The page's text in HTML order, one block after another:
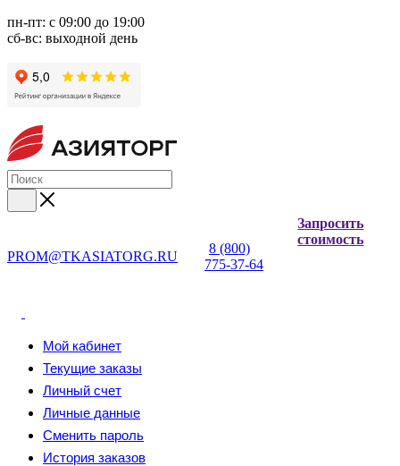
пн-пт: с 09:00 до 19:00
сб-вс: выходной день
PROM@TKASIATORG.RU
8 (800)
775-37-64
Запросить
стоимость
Мой кабинет
Текущие заказы
Личный счет
Личные данные
Сменить пароль
История заказов